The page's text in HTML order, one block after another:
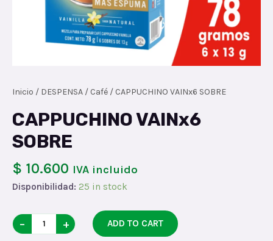
Inicio / DESPENSA / Café / CAPPUCHINO VAINx6 SOBRE
CAPPUCHINO VAINx6
SOBRE
$ 10.600 IVA incluido
Disponibilidad: 25 in stock
CAPPUCHINO
VAINx6
− + ADD TO CART